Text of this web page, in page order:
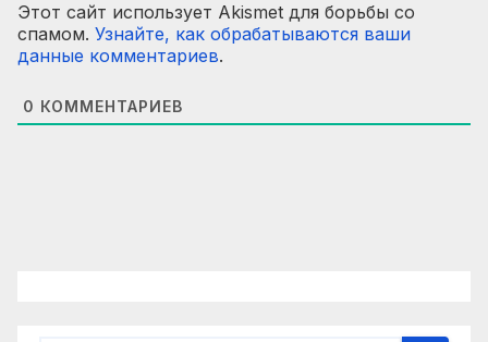
Этот сайт использует Akismet для борьбы со
спамом. Узнайте, как обрабатываются ваши
данные комментариев.
0 КОММЕНТАРИЕВ